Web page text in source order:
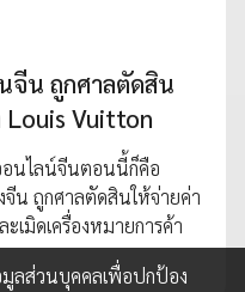
จีน ถูกศาลตัดสิน
Louis Vuitton
อนไลน์จีนตอนนี้ก็คือ
น ถูกศาลตัดสินให้จ่ายค่า
เมิดเครื่องหมายการค้า
มูลส่วนบุคคลเพื่อปกป้อง